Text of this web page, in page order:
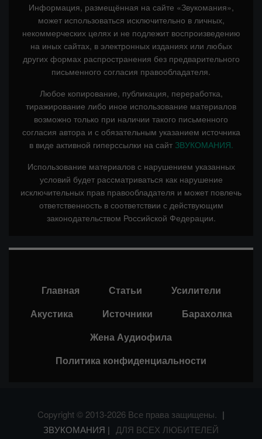
Информация, размещённая на сайте «Звукомания»,
может использоваться исключительно в личных,
некоммерческих целях и не подлежит воспроизведению
на иных сайтах, в электронных изданиях или любых
других формах распространения без предварительного
письменного согласия правообладателя.
Любое копирование, публикация, переработка,
тиражирование либо иное использование материалов
возможно только при наличии такого письменного
согласия автора и с обязательным указанием источника
в виде активной гиперссылки на сайт ЗВУКОМАНИЯ.
Использование материалов с нарушением указанных
условий будет рассматриваться как нарушение
исключительных прав правообладателя и может повлечь
ответственность в соответствии с действующим
законодательством Российской Федерации.
Главная Статьи
Усилители
Акустика
Источники
Барахолка
Жена Аудиофила
Политика конфиденциальности
Copyright © 2013-2026 Все права защищены. |
ЗВУКОМАНИЯ | ДЛЯ ВСЕХ ЛЮБИТЕЛЕЙ